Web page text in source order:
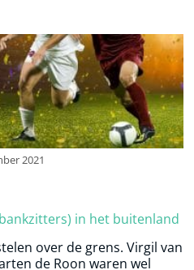
2021
in het buitenland
over de grens. Virgil van
de Roon waren wel